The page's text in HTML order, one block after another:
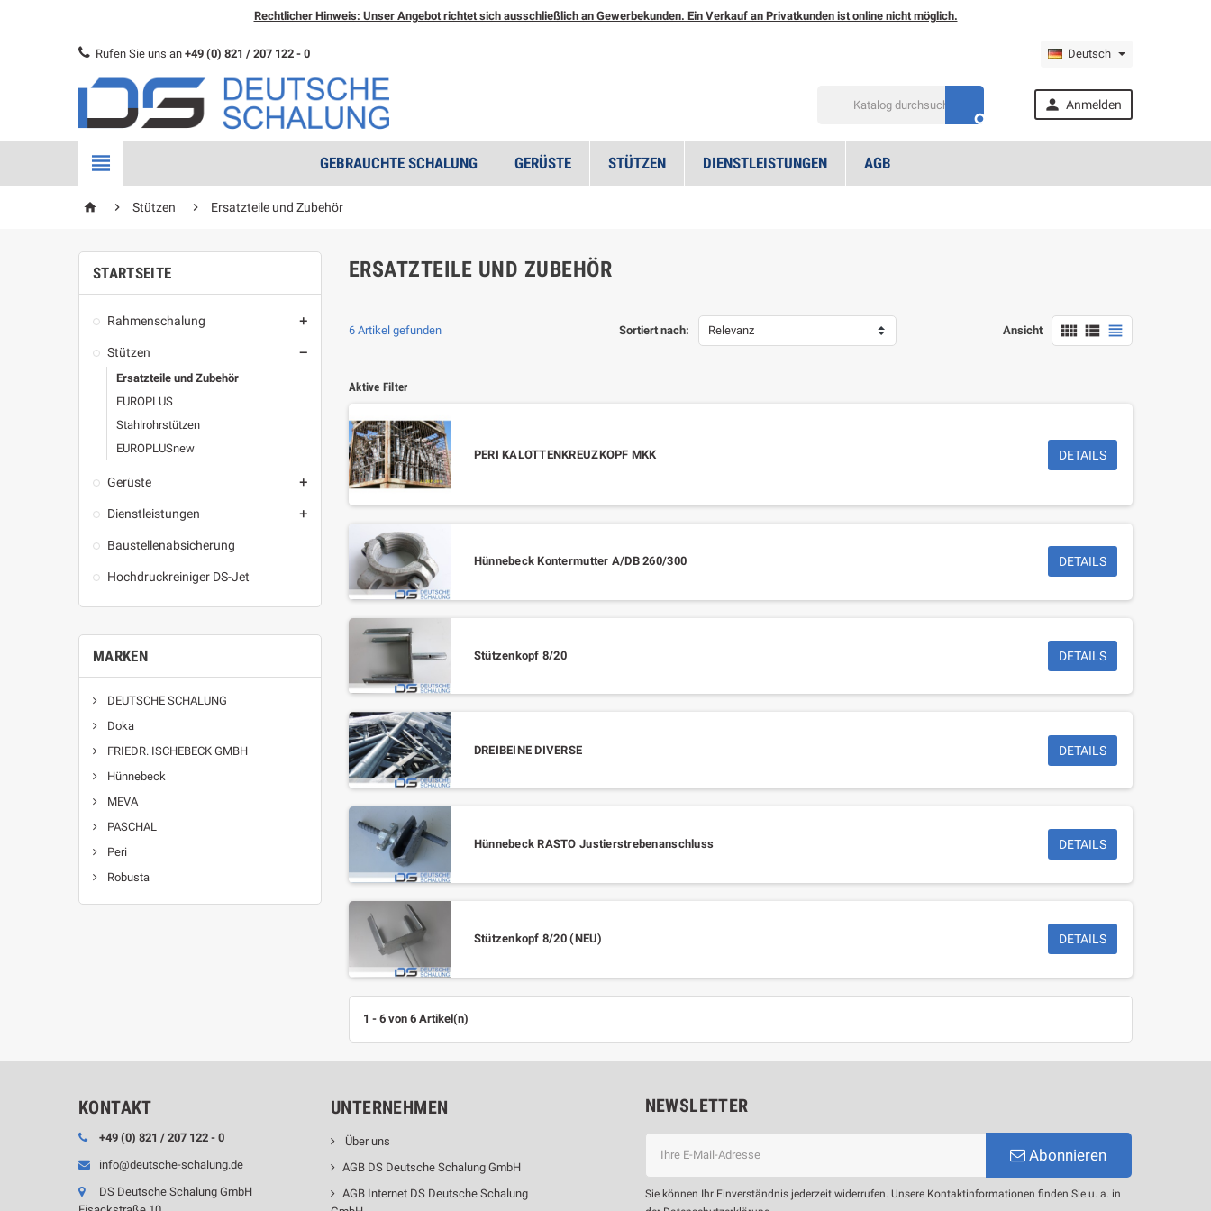
Rechtlicher Hinweis: Unser Angebot richtet sich ausschließlich an Gewerbekunden. Ein Verkauf an Privatkunden ist online nicht möglich.
Rufen Sie uns an +49 (0) 821 / 207 122 - 0 Deutsch

 Anmelden
 GEBRAUCHTE SCHALUNG GERÜSTE STÜTZEN DIENSTLEISTUNGEN AGB
home  Stützen  Ersatzteile und Zubehör
STARTSEITE
Rahmenschalung 
Stützen 
Ersatzteile und Zubehör
EUROPLUS
Stahlrohrstützen
EUROPLUSnew
Gerüste 
Dienstleistungen 
Baustellenabsicherung
Hochdruckreiniger DS-Jet
MARKEN
DEUTSCHE SCHALUNG
Doka
FRIEDR. ISCHEBECK GMBH
Hünnebeck
MEVA
PASCHAL
Peri
Robusta
ERSATZTEILE UND ZUBEHÖR
6 Artikel gefunden Sortiert nach: Relevanz Ansicht   
Aktive Filter
PERI KALOTTENKREUZKOPF MKK DETAILS
Hünnebeck Kontermutter A/DB 260/300 DETAILS
Stützenkopf 8/20 DETAILS
DREIBEINE DIVERSE DETAILS
Hünnebeck RASTO Justierstrebenanschluss DETAILS
Stützenkopf 8/20 (NEU) DETAILS
1 - 6 von 6 Artikel(n)
KONTAKT
+49 (0) 821 / 207 122 - 0
info@deutsche-schalung.de
DS Deutsche Schalung GmbH
UNTERNEHMEN
Über uns
AGB DS Deutsche Schalung GmbH
AGB Internet DS Deutsche Schalung
NEWSLETTER
Abonnieren
Sie können Ihr Einverständnis jederzeit widerrufen. Unsere Kontaktinformationen finden Sie u. a. in